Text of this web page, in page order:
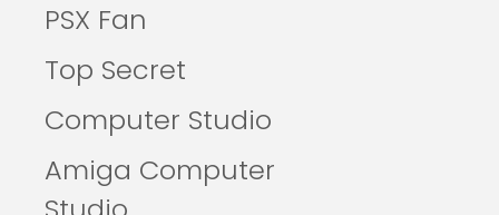
PSX Fan
Top Secret
Computer Studio
Amiga Computer